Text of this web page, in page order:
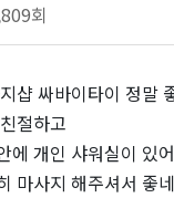
회
샵 싸바이타이 정말
절하고
에 개인 샤워실이 있
마사지 해주셔서 좋